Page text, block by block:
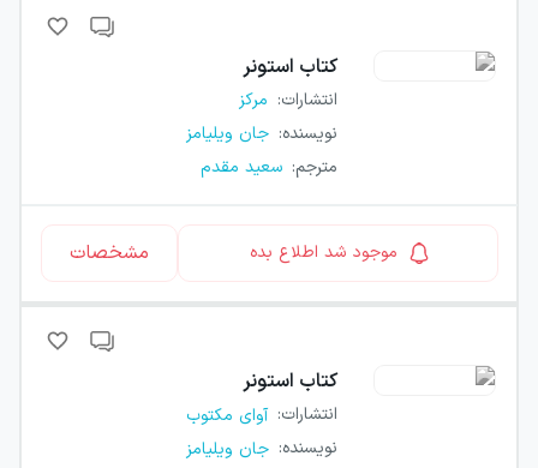
کتاب استونر
انتشارات: مرکز
نویسنده: جان ویلیامز
مترجم: سعید مقدم
موجود شد اطلاع بده مشخصات
کتاب استونر
انتشارات: آوای مکتوب
نویسنده: جان ویلیامز